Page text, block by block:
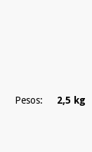
Pesos: 2,5 kg